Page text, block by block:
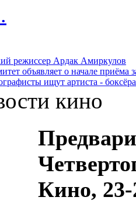
режиссер Ардак Амиркулов
объявляет о начале приёма
ищут артиста -
кино
Кино, 23-